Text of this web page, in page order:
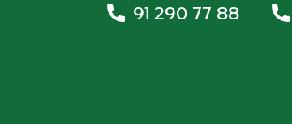
91 290 77 88